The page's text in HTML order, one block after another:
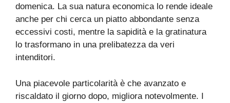
domenica. La sua natura economica lo rende ideale
anche per chi cerca un piatto abbondante senza
eccessivi costi, mentre la sapidità e la gratinatura
lo trasformano in una prelibatezza da veri
intenditori.
Una piacevole particolarità è che avanzato e
riscaldato il giorno dopo, migliora notevolmente. I